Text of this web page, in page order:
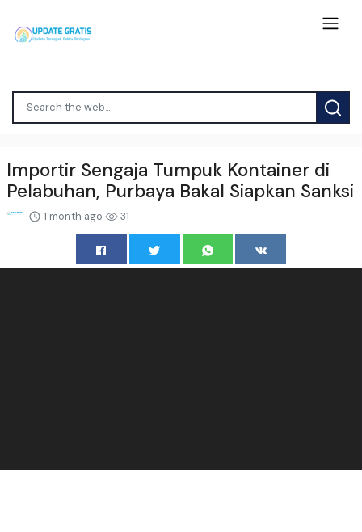
Importir Sengaja Tumpuk Kontainer di
Pelabuhan, Purbaya Bakal Siapkan Sanksi
1 month ago 31